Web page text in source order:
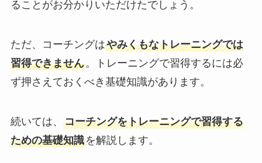
ることがお分かりいただけたでしょう。
ただ、コーチングはやみくもなトレーニングでは
習得できません。トレーニングで習得するには必
ず押さえておくべき基礎知識があります。
続いては、 コーチングをトレーニングで習得する
ための基礎知識を解説します。